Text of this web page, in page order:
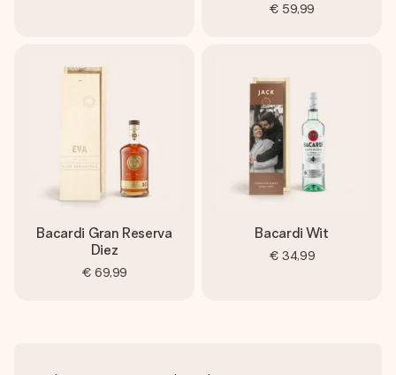
€ 59,99
Bacardi Gran Reserva
Diez
€ 69,99
Bacardi Wit
€ 34,99